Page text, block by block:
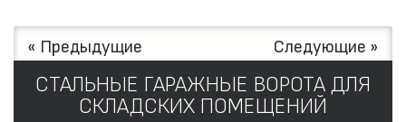
« Предыдущие Следующие »
СТАЛЬНЫЕ ГАРАЖНЫЕ ВОРОТА ДЛЯ
СКЛАДСКИХ ПОМЕЩЕНИЙ